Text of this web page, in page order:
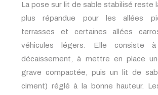
La pose sur lit de sable stabilisé reste
plus répandue pour les allées
terrasses et certaines allées
véhicules légers. Elle consiste
décaissement, à mettre en place
grave compactée, puis un lit de
ciment) réglé à la bonne hauteur.